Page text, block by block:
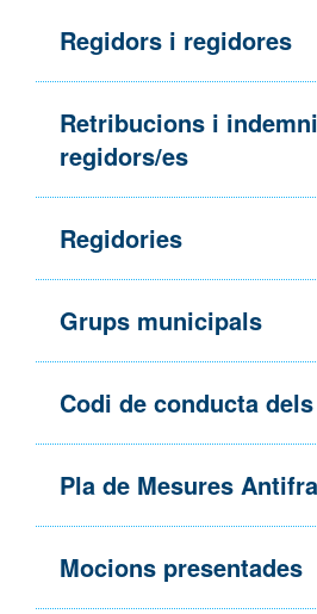
Regidors i regidores
Retribucions i
regidors/es
Regidories
Grups municipals
Codi de conducta
Pla de Mesures
Mocions presentades